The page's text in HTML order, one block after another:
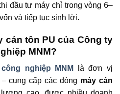
đầu tư máy chỉ trong vòng 6–
và tiếp tục sinh lời.
cán tôn PU của Công ty
MNM?
nghiệp MNM
là đơn vị
cung cấp các dòng máy cán